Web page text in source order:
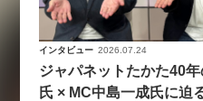
インタビュー 2026.07.24
ジャパネットたかた40
氏 × MC中島一成氏に迫